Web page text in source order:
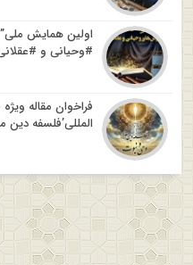
اولین همایش
#وحیانی و
فراخوان مقاله
المللی’فلسفه